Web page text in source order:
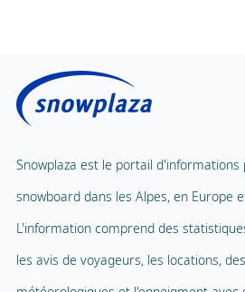
Snowplaza est le portail d'informations
snowboard dans les Alpes, en Europe
L'information comprend des
les avis de voyageurs, les locations,